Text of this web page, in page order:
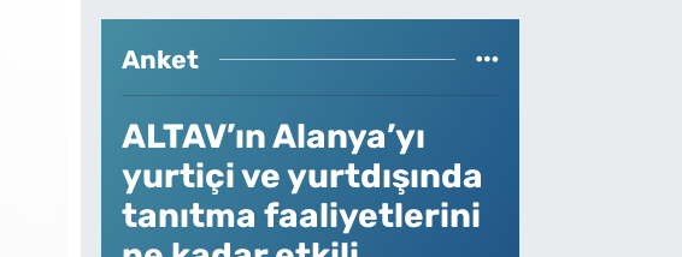
Anket
ALTAV’ın Alanya’yı
yurtiçi ve yurtdışında
tanıtma faaliyetlerini